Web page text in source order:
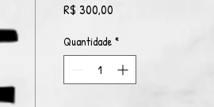
R$ 300,00
Quantidade *